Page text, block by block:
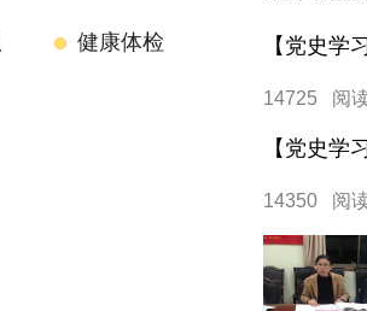
健康体检
14725 阅
14350 阅